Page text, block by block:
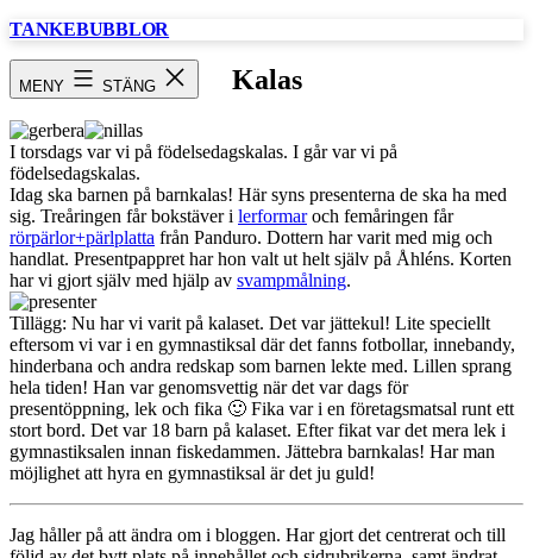
Hoppa
TANKEBUBBLOR
MENY STÄNG Kalas
I torsdags var vi på födelsedagskalas. I går var vi på
födelsedagskalas.
Idag ska barnen på barnkalas! Här syns presenterna de ska ha med
sig. Treåringen får bokstäver i lerformaroch femåringen får
rörpärlor+pärlplatta från Panduro. Dottern har varit med mig och
handlat. Presentpappret har hon valt ut helt själv på Åhléns. Korten
har vi gjort själv med hjälp av svampmålning.
Tillägg: Nu har vi varit på kalaset. Det var jättekul! Lite speciellt
eftersom vi var i en gymnastiksal där det fanns fotbollar, innebandy,
hinderbana och andra redskap som barnen lekte med. Lillen sprang
hela tiden! Han var genomsvettig när det var dags för
presentöppning, lek och fika 🙂 Fika var i en företagsmatsal runt ett
stort bord. Det var 18 barn på kalaset. Efter fikat var det mera lek i
gymnastiksalen innan fiskedammen. Jättebra barnkalas! Har man
möjlighet att hyra en gymnastiksal är det ju guld!
Jag håller på att ändra om i bloggen. Har gjort det centrerat och till